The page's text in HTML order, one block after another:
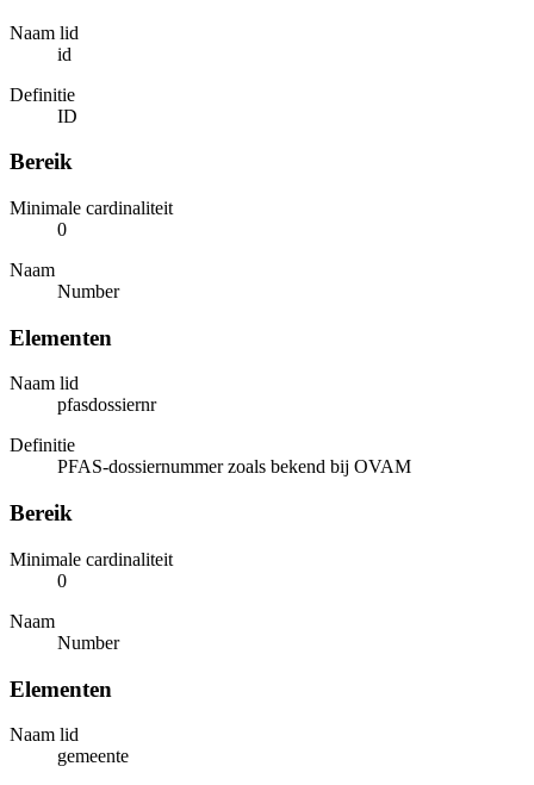
Naam lid
id
Definitie
ID
Bereik
Minimale cardinaliteit
0
Naam
Number
Elementen
Naam lid
pfasdossiernr
Definitie
PFAS-dossiernummer zoals bekend bij OVAM
Bereik
Minimale cardinaliteit
0
Naam
Number
Elementen
Naam lid
gemeente